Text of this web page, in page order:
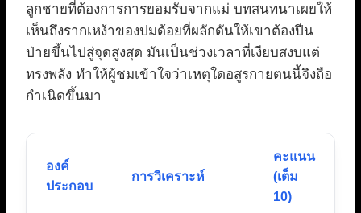
ลูกชายที่ต้องการการยอมรับจากแม่ บทสนทนาเผยให้
เห็นถึงรากเหง้าของปมด้อยที่ผลักดันให้เขาต้องปีน
ป่ายขึ้นไปสู่จุดสูงสุด มันเป็นช่วงเวลาที่เงียบสงบแต่
ทรงพลัง ทำให้ผู้ชมเข้าใจว่าเหตุใดอสูรกายตนนี้จึงถือ
กำเนิดขึ้นมา
องค์
ประกอบ
การวิเคราะห์
คะแนน
(เต็ม
10)